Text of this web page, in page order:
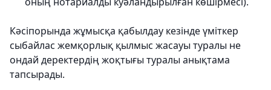
Кәсіпорында жұмысқа қабылдау кезінде үміткер
сыбайлас жемқорлық қылмыс жасауы туралы не
ондай деректердің жоқтығы туралы анықтама
тапсырады.